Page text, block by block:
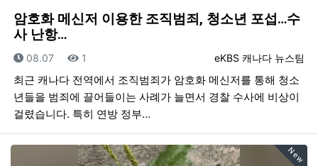
암호화 메신저 이용한 조직범죄, 청소년 포섭…수
사 난항…
등록자
eKBS 캐나다 뉴스팀
등록일
08.07 조회
1
최근 캐나다 전역에서 조직범죄가 암호화 메신저를 통해 청소
년들을 범죄에 끌어들이는 사례가 늘면서 경찰 수사에 비상이
걸렸습니다. 특히 연방 정부…
New